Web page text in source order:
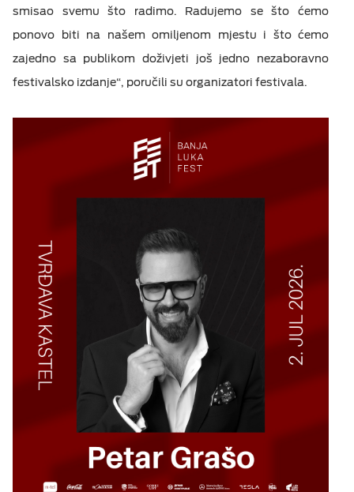
smisao svemu što radimo. Radujemo se što ćemo
ponovo biti na našem omiljenom mjestu i što ćemo
zajedno sa publikom doživjeti još jedno nezaboravno
festivalsko izdanje“, poručili su organizatori festivala.